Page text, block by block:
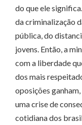
do que ele
da criminalização
pública, do
jovens. Então, a
com a liberdade
dos mais
oposições
uma crise de
cotidiana dos